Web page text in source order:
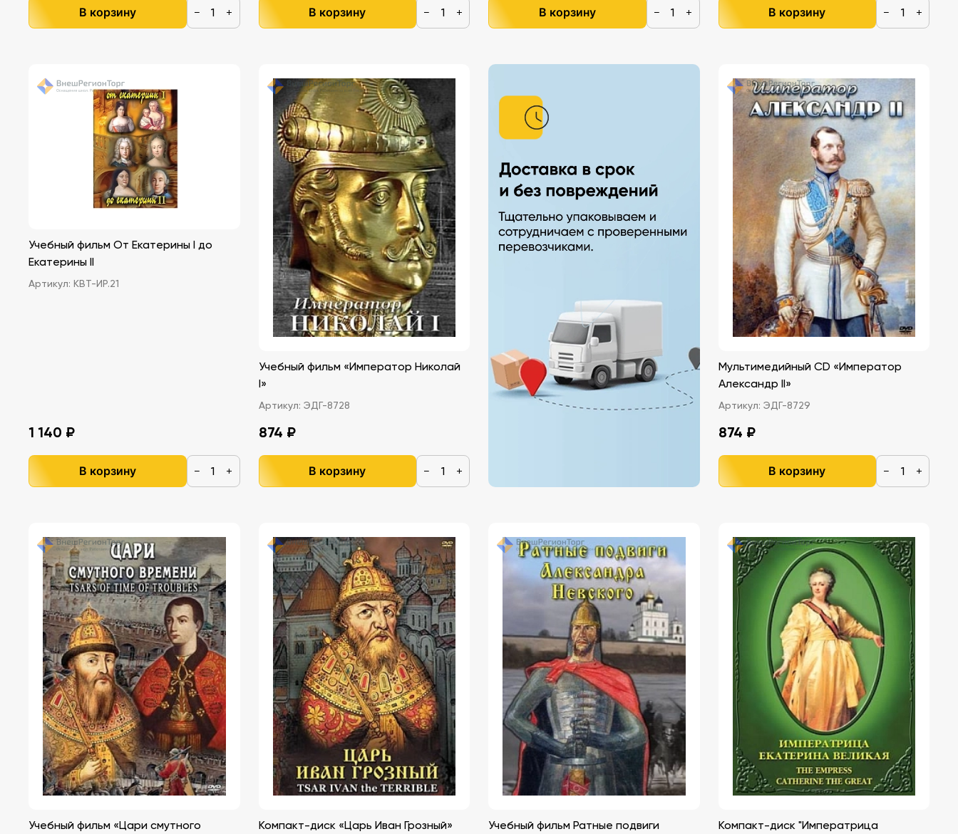
В корзину − + В корзину − + В корзину − + В корзину − +
Учебный фильм От Екатерины I до
Екатерины II
Артикул: КВТ-ИР.21
1 140 ₽
В корзину − +
Учебный фильм «Император Николай
I»
Артикул: ЭДГ-8728
874 ₽
В корзину − +
Мультимедийный CD «Император
Александр II»
Артикул: ЭДГ-8729
874 ₽
В корзину − +
Учебный фильм «Цари смутного
Компакт-диск «Царь Иван Грозный»
Учебный фильм Ратные подвиги
Компакт-диск "Императрица